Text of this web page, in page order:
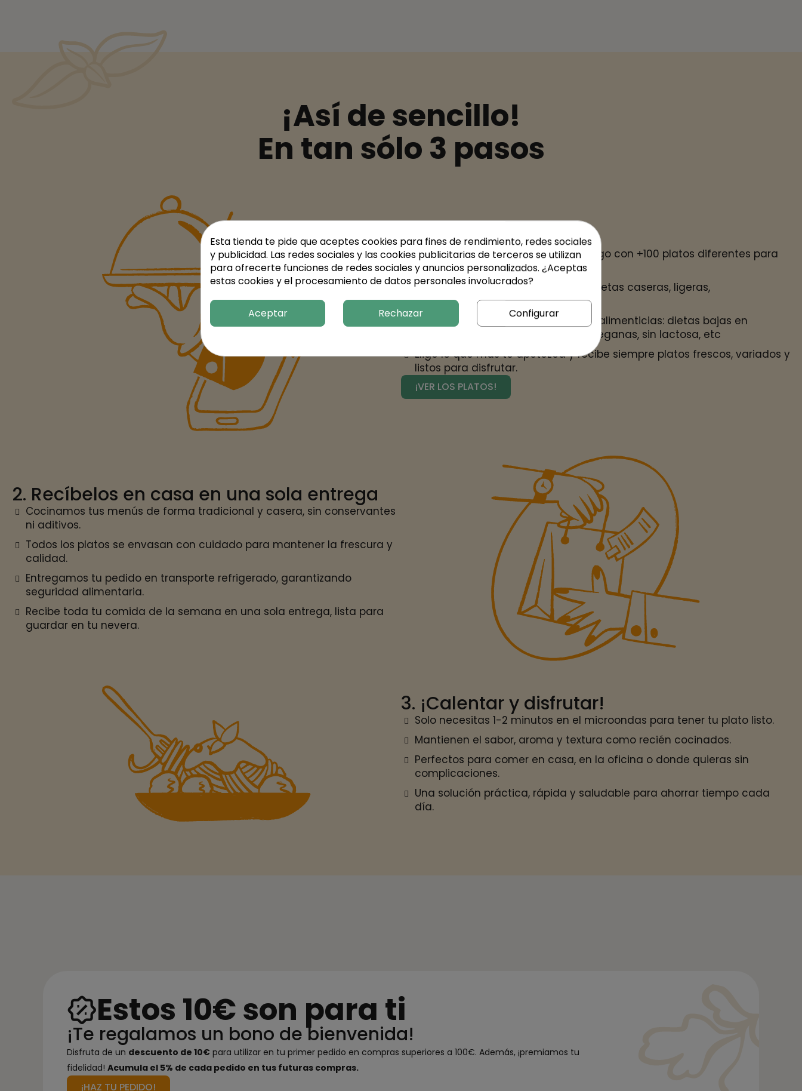
¡Así de sencillo!
En tan sólo 3 pasos
1. Elige tus platos
Cada semana accede a un catálogo con +100 platos diferentes para
personalizar tu menú.
Opciones para todos los gustos: recetas caseras, ligeras,
internacionales y tradicionales.
Adaptado a distintas necesidades alimenticias: dietas bajas en
calorías, sin gluten, vegetarianas, veganas, sin lactosa, etc
Elige lo que más te apetezca y recibe siempre platos frescos, variados y
listos para disfrutar.
¡VER LOS PLATOS!
2. Recíbelos en casa en una sola entrega
Cocinamos tus menús de forma tradicional y casera, sin conservantes
ni aditivos.
Todos los platos se envasan con cuidado para mantener la frescura y
calidad.
Entregamos tu pedido en transporte refrigerado, garantizando
seguridad alimentaria.
Recibe toda tu comida de la semana en una sola entrega, lista para
guardar en tu nevera.
3. ¡Calentar y disfrutar!
Solo necesitas 1-2 minutos en el microondas para tener tu plato listo.
Mantienen el sabor, aroma y textura como recién cocinados.
Perfectos para comer en casa, en la oficina o donde quieras sin
complicaciones.
Una solución práctica, rápida y saludable para ahorrar tiempo cada
día.
Estos 10€ son para ti
¡Te regalamos un bono de bienvenida!
Disfruta de un descuento de 10€ para utilizar en tu primer pedido en compras superiores a 100€. Además, ¡premiamos tu
fidelidad! Acumula el 5% de cada pedido en tus futuras compras.
¡HAZ TU PEDIDO!
Esta tienda te pide que aceptes cookies para fines de rendimiento, redes sociales
y publicidad. Las redes sociales y las cookies publicitarias de terceros se utilizan
para ofrecerte funciones de redes sociales y anuncios personalizados. ¿Aceptas
estas cookies y el procesamiento de datos personales involucrados?
Aceptar Rechazar Configurar